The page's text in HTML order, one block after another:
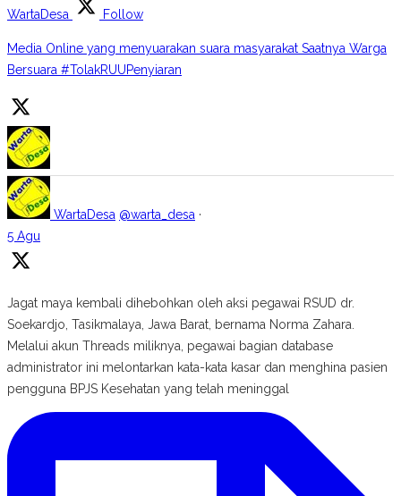
WartaDesa Follow
Media Online yang menyuarakan suara masyarakat Saatnya Warga
Bersuara #TolakRUUPenyiaran
WartaDesa @warta_desa ·
5 Agu
Jagat maya kembali dihebohkan oleh aksi pegawai RSUD dr.
Soekardjo, Tasikmalaya, Jawa Barat, bernama Norma Zahara.
Melalui akun Threads miliknya, pegawai bagian database
administrator ini melontarkan kata-kata kasar dan menghina pasien
pengguna BPJS Kesehatan yang telah meninggal